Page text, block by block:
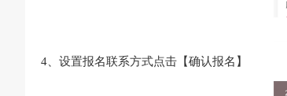
4、设置报名联系方式点击【确认报名】